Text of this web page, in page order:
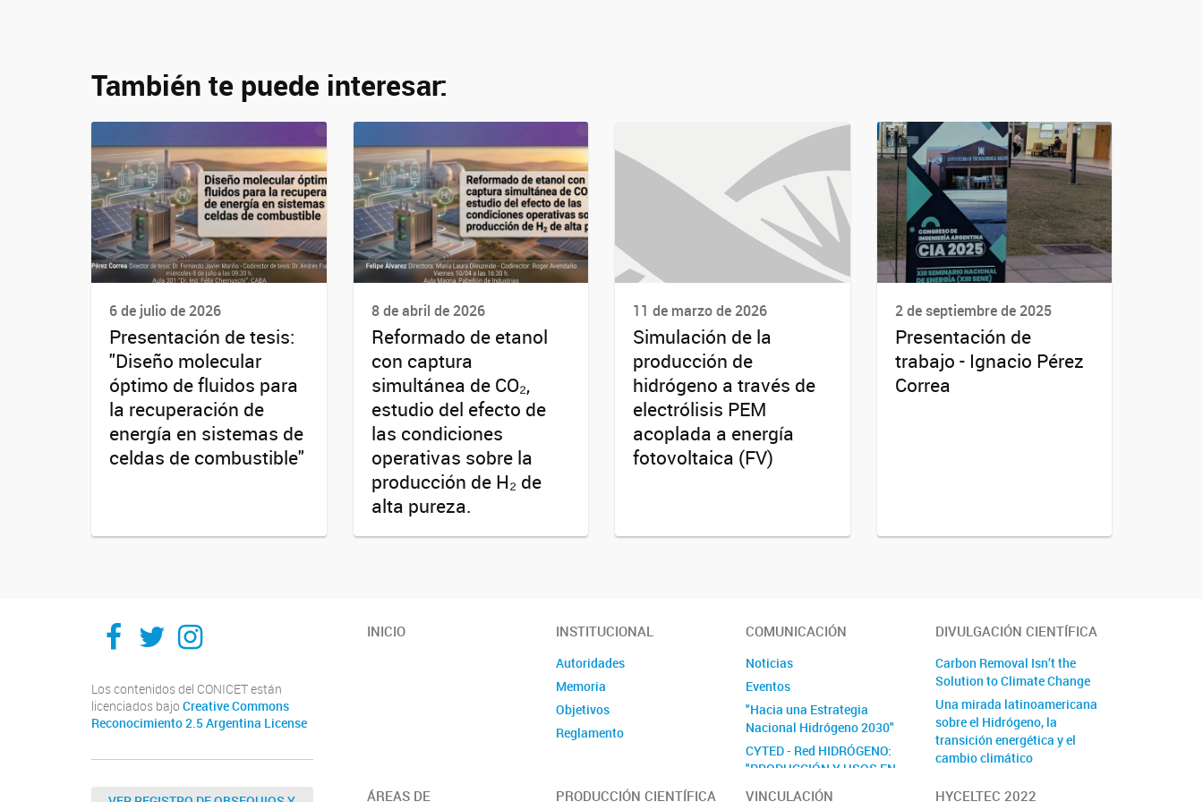
También te puede interesar:
6 de julio de 2026
Presentación de tesis:
"Diseño molecular
óptimo de fluidos para
la recuperación de
energía en sistemas de
celdas de combustible"
8 de abril de 2026
Reformado de etanol
con captura
simultánea de CO₂,
estudio del efecto de
las condiciones
operativas sobre la
producción de H₂ de
alta pureza.
11 de marzo de 2026
Simulación de la
producción de
hidrógeno a través de
electrólisis PEM
acoplada a energía
fotovoltaica (FV)
2 de septiembre de 2025
Presentación de
trabajo - Ignacio Pérez
Correa
IthesIthesIthes
Los contenidos del CONICET están
licenciados bajo Creative Commons
Reconocimiento 2.5 Argentina License
INICIO INSTITUCIONAL
Autoridades
Memoria
Objetivos
Reglamento
COMUNICACIÓN
Noticias
Eventos
"Hacia una Estrategia
Nacional Hidrógeno 2030"
CYTED - Red HIDRÓGENO:
"PRODUCCIÓN Y USOS EN
EL TRANSPORTE Y EL
DIVULGACIÓN CIENTÍFICA
Carbon Removal Isn’t the
Solution to Climate Change
Una mirada latinoamericana
sobre el Hidrógeno, la
transición energética y el
cambio climático
ÁREAS DE
PRODUCCIÓN CIENTÍFICA
VINCULACIÓN
HYCELTEC 2022